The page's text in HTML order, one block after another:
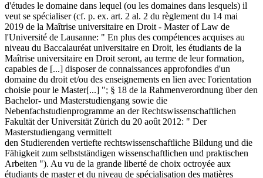
d'études le domaine dans lequel (ou les domaines dans lesquels) il
veut se spécialiser (cf. p. ex. art. 2 al. 2 du règlement du 14 mai
2019 de la Maîtrise universitaire en Droit - Master of Law de
l'Université de Lausanne: " En plus des compétences acquises au
niveau du Baccalauréat universitaire en Droit, les étudiants de la
Maîtrise universitaire en Droit seront, au terme de leur formation,
capables de [...] disposer de connaissances approfondies d'un
domaine du droit et/ou des enseignements en lien avec l'orientation
choisie pour le Master[...] "; § 18 de la Rahmenverordnung über den
Bachelor- und Masterstudiengang sowie die
Nebenfachstudienprogramme an der Rechtswissenschaftlichen
Fakultät der Universität Zürich du 20 août 2012: " Der
Masterstudiengang vermittelt
den Studierenden vertiefte rechtswissenschaftliche Bildung und die
Fähigkeit zum selbstständigen wissenschaftlichen und praktischen
Arbeiten "). Au vu de la grande liberté de choix octroyée aux
étudiants de master et du niveau de spécialisation des matières